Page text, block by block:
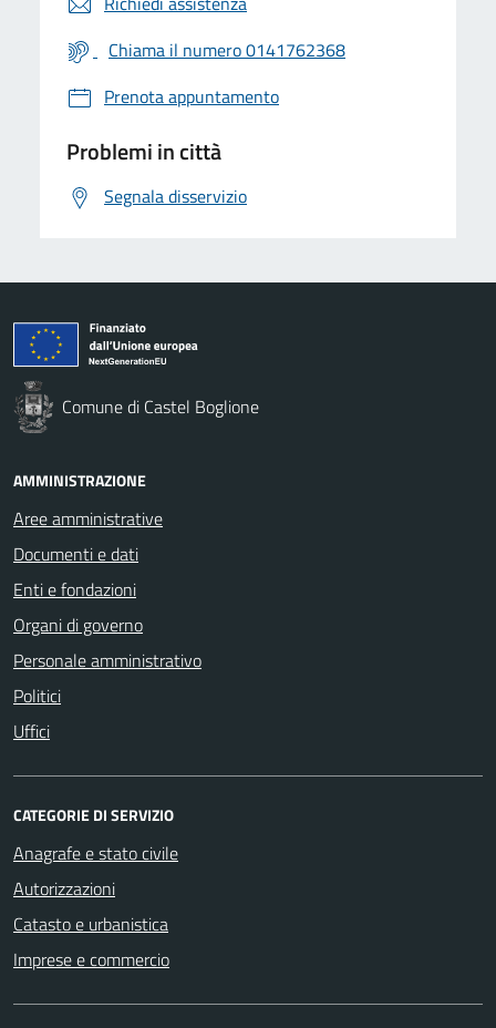
Chiama il numero 0141762368
Prenota appuntamento
Problemi in città
Segnala disservizio
Comune di Castel Boglione
AMMINISTRAZIONE
Aree amministrative
Documenti e dati
Enti e fondazioni
Organi di governo
Personale amministrativo
Politici
Uffici
CATEGORIE DI SERVIZIO
Anagrafe e stato civile
Autorizzazioni
Catasto e urbanistica
Imprese e commercio